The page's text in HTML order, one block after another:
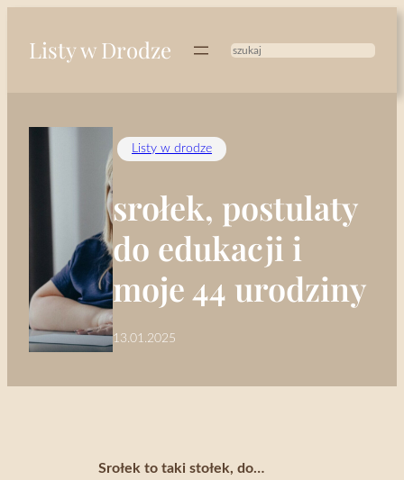
Listy w Drodze Szukaj
Listy w drodze
srołek, postulaty
do edukacji i
moje 44 urodziny
13.01.2025
Srołek to taki stołek, do…